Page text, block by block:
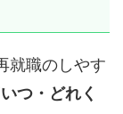
就職のしやす
つ・どれく